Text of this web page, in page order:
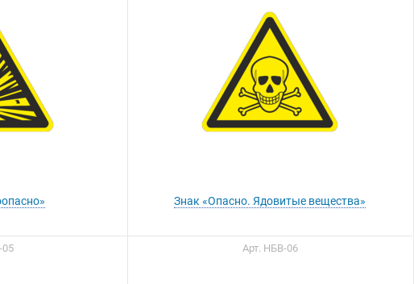
Знак «Опасно. Ядовитые вещества»
Арт. НБВ-06